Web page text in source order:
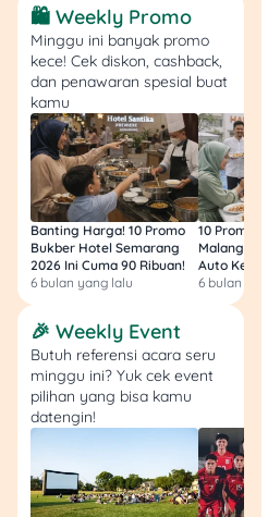
🛍️ Weekly Promo
Minggu ini banyak promo
kece! Cek diskon, cashback,
dan penawaran spesial buat
kamu
Banting Harga! 10 Promo
Bukber Hotel Semarang
2026 Ini Cuma 90 Ribuan!
6 bulan yang lalu
10 Promo
Malang
Auto
6 bulan
🎉 Weekly Event
Butuh referensi acara seru
minggu ini? Yuk cek event
pilihan yang bisa kamu
datengin!